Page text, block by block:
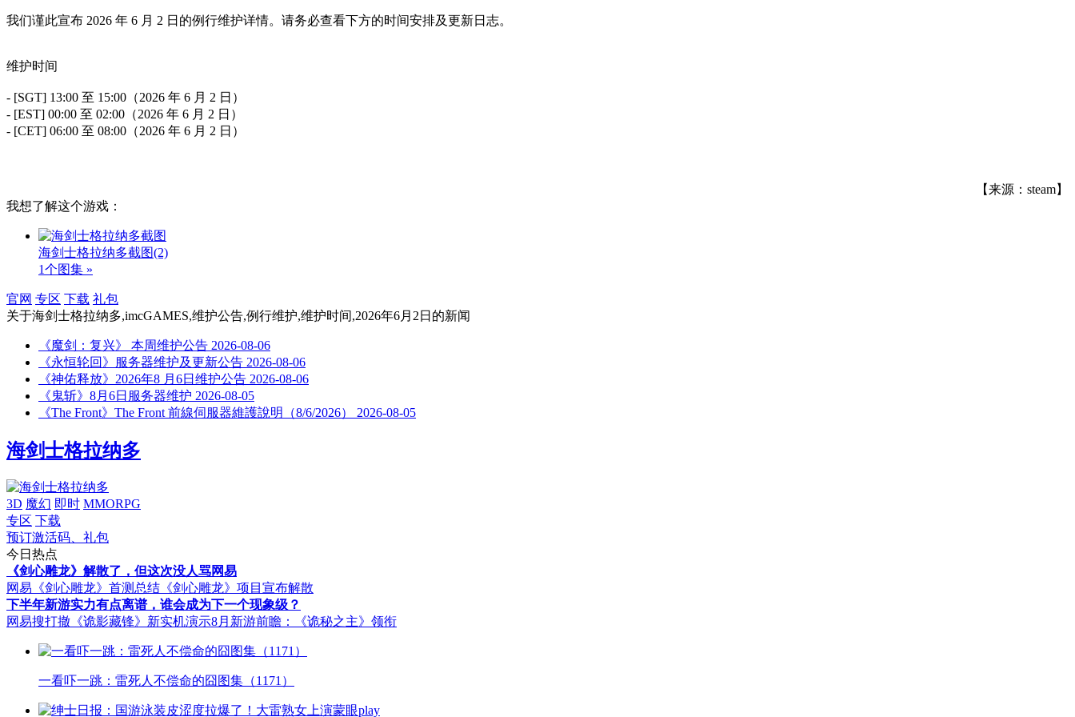
我们谨此宣布 2026 年 6 月 2 日的例行维护详情。请务必查看下方的时间安排及更新日志。
维护时间
- [SGT] 13:00 至 15:00（2026 年 6 月 2 日）
- [EST] 00:00 至 02:00（2026 年 6 月 2 日）
- [CET] 06:00 至 08:00（2026 年 6 月 2 日）
【来源：steam】
我想了解这个游戏：
海剑士格拉纳多截图(2)
1个图集 »
官网 专区 下载 礼包
关于海剑士格拉纳多,imcGAMES,维护公告,例行维护,维护时间,2026年6月2日 的新闻
《魔剑：复兴》 本周维护公告 2026-08-06
《永恒轮回》服务器维护及更新公告 2026-08-06
《神佑释放》2026年8 月6日维护公告 2026-08-06
《鬼斩》8月6日服务器维护 2026-08-05
《The Front》The Front 前線伺服器維護說明（8/6/2026）
2026-08-05
海剑士格拉纳多
3D 魔幻 即时 MMORPG
专区 下载
预订激活码、礼包
今日热点
《剑心雕龙》解散了，但这次没人骂网易
网易《剑心雕龙》首测总结 《剑心雕龙》项目宣布解散
下半年新游实力有点离谱，谁会成为下一个现象级？
网易搜打撤《诡影藏锋》新实机演示8月新游前瞻：《诡秘之主》领衔
一看吓一跳：雷死人不偿命的囧图集（1171）